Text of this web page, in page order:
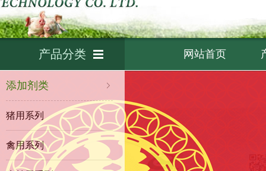
产品分类 网站首页
添加剂类
猪用系列
禽用系列